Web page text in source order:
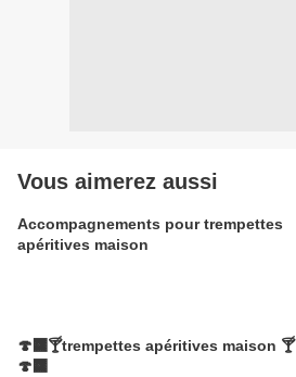
Vous aimerez aussi
Accompagnements pour trempettes
apéritives maison
🍄‍🟫🍸trempettes apéritives maison 🍸
🍄‍🟫